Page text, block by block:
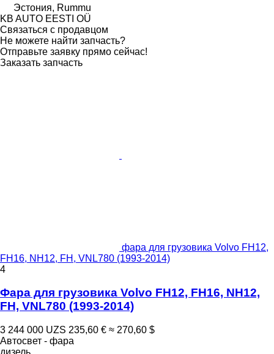
Эстония, Rummu
KB AUTO EESTI OÜ
Связаться с продавцом
Не можете найти запчасть?
Отправьте заявку прямо сейчас!
Заказать запчасть
фара для грузовика Volvo FH12,
FH16, NH12, FH, VNL780 (1993-2014)
4
Фара для грузовика Volvo FH12, FH16, NH12,
FH, VNL780 (1993-2014)
3 244 000 UZS 235,60 € ≈ 270,60 $
Автосвет - фара